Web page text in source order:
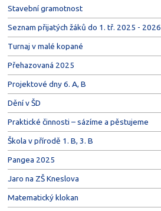
Stavební gramotnost
Seznam přijatých žáků do 1. tř. 2025 - 2026
Turnaj v malé kopané
Přehazovaná 2025
Projektové dny 6. A, B
Dění v ŠD
Praktické činnosti – sázíme a pěstujeme
Škola v přírodě 1. B, 3. B
Pangea 2025
Jaro na ZŠ Kneslova
Matematický klokan